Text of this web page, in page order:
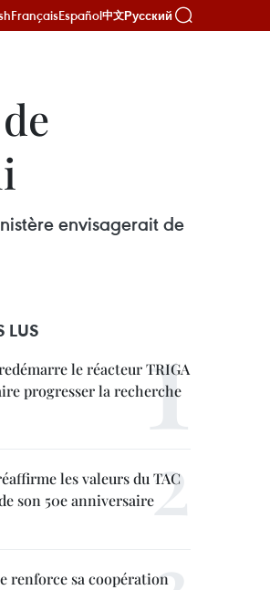
FrançaisEspañol中文Русский
envisagerait de
LUS
le réacteur TRIGA
progresser la recherche
les valeurs du TAC
son 50e anniversaire
renforce sa coopération